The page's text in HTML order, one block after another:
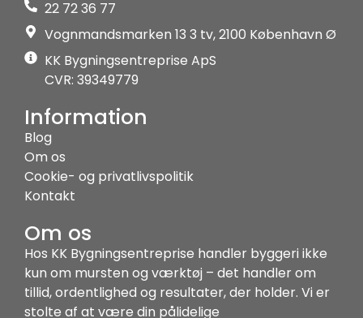
22 72 36 77
Vognmandsmarken 13 3 tv, 2100 København Ø
KK Bygningsentreprise ApS
CVR: 39349779
Information
Blog
Om os
Cookie- og privatlivspolitik
Kontakt
Om os
Hos KK Bygningsentreprise handler byggeri ikke
kun om mursten og værktøj – det handler om
tillid, ordentlighed og resultater, der holder. Vi er
stolte af at være din pålidelige